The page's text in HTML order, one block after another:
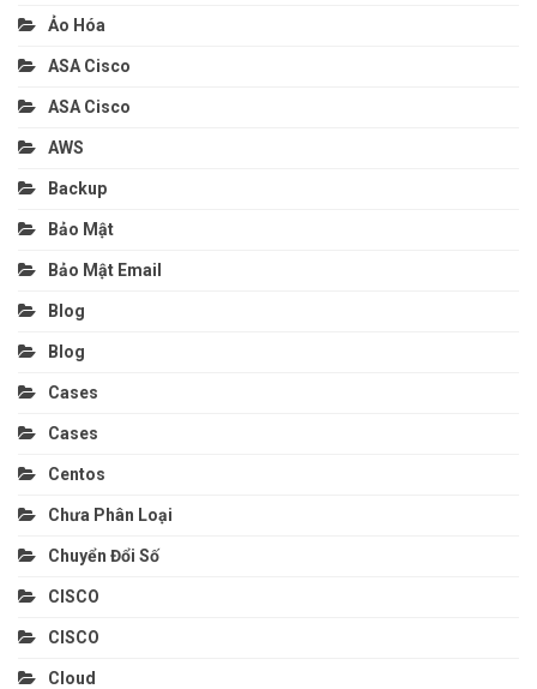
Ảo Hóa
ASA Cisco
ASA Cisco
AWS
Backup
Bảo Mật
Bảo Mật Email
Blog
Blog
Cases
Cases
Centos
Chưa Phân Loại
Chuyển Đổi Số
CISCO
CISCO
Cloud